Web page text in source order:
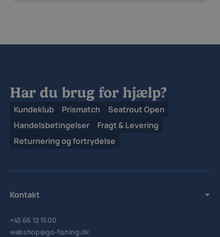
Har du brug for hjælp?
Kundeklub Prismatch
Seatrout Open
Handelsbetingelser
Fragt & Levering
Returnering og fortrydelse
Kontakt
+45 66 12 15 00
webshop@go-fishing.dk